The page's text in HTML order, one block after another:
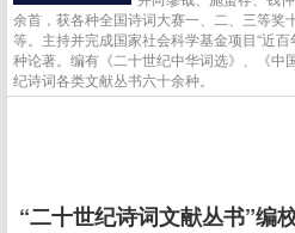
余首，获各种全国诗词大赛一、二、三等奖
等。主持并完成国家社会科学基金项目“近
种论著。编有《二十世纪中华词选》、《中
纪诗词各类文献丛书六十余种。
“二十世纪诗词文献丛书”编